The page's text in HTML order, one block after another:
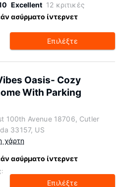
Excellent 12 κριτικές
ασύρματο ίντερνετ
Επιλέξτε
Oasis- Cozy
With Parking
100th Avenue 18706, Cutler
33157, US
χάρτη
ασύρματο ίντερνετ
Επιλέξτε